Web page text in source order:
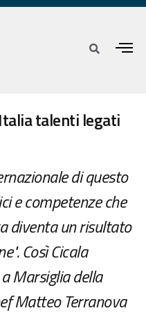
talenti legati
di questo
e competenze che
diventa un risultato
Così Cicala
Marsiglia della
Matteo Terranova